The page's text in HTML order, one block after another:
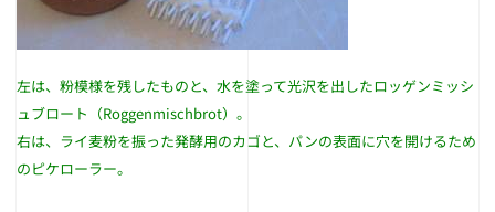
左は、粉模様を残したものと、水を塗って光沢を出したロッゲンミッシ
ュブロート（Roggenmischbrot）。
右は、ライ麦粉を振った発酵用のカゴと、パンの表面に穴を開けるため
のピケローラー。